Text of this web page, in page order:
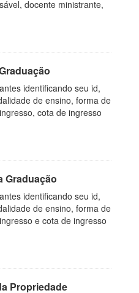
docente ministrante,
identificando seu id,
de ensino, forma de
cota de ingresso
Graduação
identificando seu id,
de ensino, forma de
e cota de ingresso
Propriedade